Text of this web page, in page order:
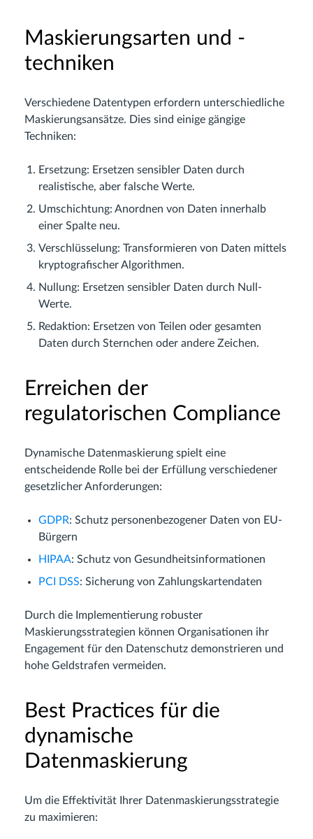
Maskierungsarten und -
techniken
Verschiedene Datentypen erfordern unterschiedliche
Maskierungsansätze. Dies sind einige gängige
Techniken:
Ersetzung: Ersetzen sensibler Daten durch
realistische, aber falsche Werte.
Umschichtung: Anordnen von Daten innerhalb
einer Spalte neu.
Verschlüsselung: Transformieren von Daten mittels
kryptografischer Algorithmen.
Nullung: Ersetzen sensibler Daten durch Null-
Werte.
Redaktion: Ersetzen von Teilen oder gesamten
Daten durch Sternchen oder andere Zeichen.
Erreichen der
regulatorischen Compliance
Dynamische Datenmaskierung spielt eine
entscheidende Rolle bei der Erfüllung verschiedener
gesetzlicher Anforderungen:
GDPR: Schutz personenbezogener Daten von EU-
Bürgern
HIPAA: Schutz von Gesundheitsinformationen
PCI DSS: Sicherung von Zahlungskartendaten
Durch die Implementierung robuster
Maskierungsstrategien können Organisationen ihr
Engagement für den Datenschutz demonstrieren und
hohe Geldstrafen vermeiden.
Best Practices für die
dynamische
Datenmaskierung
Um die Effektivität Ihrer Datenmaskierungsstrategie
zu maximieren: